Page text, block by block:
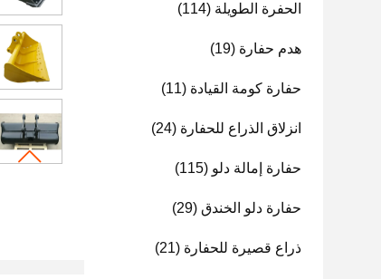
الحفرة الطويلة (114)
هدم حفارة (19)
حفارة كومة القيادة (11)
انزلاق الذراع للحفارة (24)
حفارة إمالة دلو (115)
حفارة دلو الخندق (29)
ذراع قصيرة للحفارة (21)